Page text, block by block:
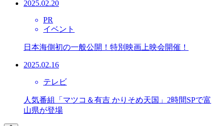
2025.02.20
PR
イベント
日本海側初の一般公開！特別映画上映会開催！
2025.02.16
テレビ
人気番組「マツコ＆有吉 かりそめ天国」2時間SPで富
山県が登場